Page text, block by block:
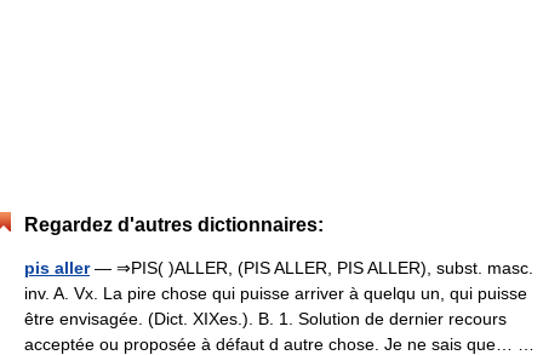
Regardez d'autres dictionnaires:
pis aller— ⇒PIS( )ALLER, (PIS ALLER, PIS ALLER), subst. masc.
inv. A. Vx. La pire chose qui puisse arriver à quelqu un, qui puisse
être envisagée. (Dict. XIXes.). B. 1. Solution de dernier recours
acceptée ou proposée à défaut d autre chose. Je ne sais que… …